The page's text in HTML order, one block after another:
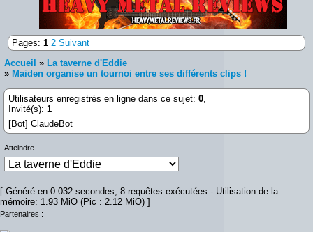
Lien :http://heavymetalreviews.fr/
Pages: 1 2 Suivant
Accueil » La taverne d'Eddie
» Maiden organise un tournoi entre ses différents clips !
Utilisateurs enregistrés en ligne dans ce sujet: 0,
Invité(s): 1
[Bot] ClaudeBot
Atteindre
[ Généré en 0.032 secondes, 8 requêtes exécutées - Utilisation de la
mémoire: 1.93 MiO (Pic : 2.12 MiO) ]
Partenaires :